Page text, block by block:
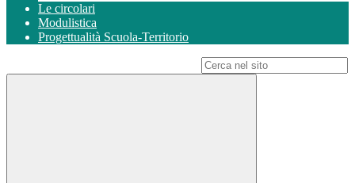
Le circolari
Modulistica
Progettualità Scuola-Territorio